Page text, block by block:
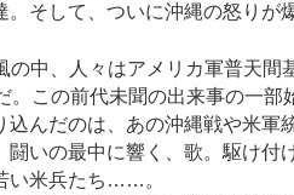
そして、ついに沖縄の怒りが
中、人々はアメリカ軍普天間
この前代未聞の出来事の一部
んだのは、あの沖縄戦や米軍
いの最中に響く、歌。駆け付
い米兵たち……。